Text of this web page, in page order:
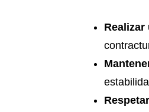
Realizar